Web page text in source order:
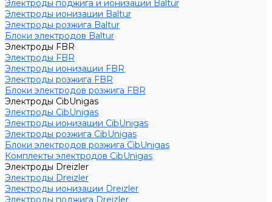
Электроды поджига и ионизации Baltur
Электроды ионизации Baltur
Электроды розжига Baltur
Блоки электродов Baltur
Электроды FBR
Электроды FBR
Электроды ионизации FBR
Электроды розжига FBR
Блоки электродов розжига FBR
Электроды CibUnigas
Электроды CibUnigas
Электроды ионизации CibUnigas
Электроды розжига CibUnigas
Блоки электродов розжига CibUnigas
Комплекты электродов CibUnigas
Электроды Dreizler
Электроды Dreizler
Электроды ионизации Dreizler
Электроды поджига Dreizler